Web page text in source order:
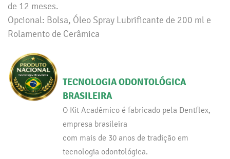
de 12 meses.
Opcional: Bolsa, Óleo Spray Lubrificante de 200 ml e
Rolamento de Cerâmica
TECNOLOGIA ODONTOLÓGICA
BRASILEIRA
O Kit Acadêmico é fabricado pela Dentflex,
empresa brasileira
com mais de 30 anos de tradição em
tecnologia odontológica.